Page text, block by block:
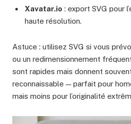
Xavatar.io : export SVG pour
haute résolution.
Astuce : utilisez SVG si vous
ou un redimensionnement
sont rapides mais donnent
reconnaissable — parfait pour
mais moins pour l’originalité